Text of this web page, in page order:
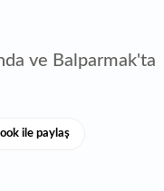
ve Balparmak'ta
ile paylaş